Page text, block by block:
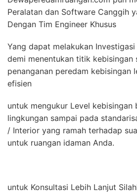
Peralatan dan Software Canggih
Dengan Tim Engineer Khusus
Yang dapat melakukan Investigasi
demi menentukan titik kebisingan
penanganan peredam kebisingan
efisien
untuk mengukur Level kebisingan
lingkungan sampai pada
/ Interior yang ramah terhadap
untuk ruangan idaman Anda.
untuk Konsultasi Lebih Lanjut